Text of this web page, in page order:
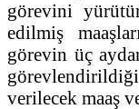
görevini
edilmiş
görevin üç
verilecek maaş